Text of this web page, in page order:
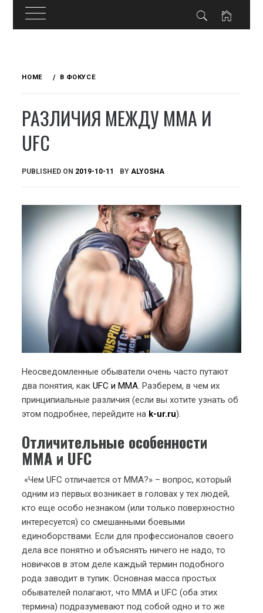
HOME В ФОКУСЕ
РАЗЛИЧИЯ МЕЖДУ ММА И
UFC
PUBLISHED ON 2019-10-11 BY ALYOSHA
Неосведомленные обыватели очень часто путают
два понятия, какUFC и ММА. Разберем, в чем их
принципиальные различия (если вы хотите узнать об
этом подробнее, перейдите на k-ur.ru).
Отличительные особенности
ММА и UFC
«Чем UFC отличается от ММА?» – вопрос, который
одним из первых возникает в головах у тех людей,
кто еще особо незнаком (или только поверхностно
интересуется) со смешанными боевыми
единоборствами. Если для профессионалов своего
дела все понятно и объяснять ничего не надо, то
новичков в этом деле каждый термин подобного
рода заводит в тупик. Основная масса простых
обывателей полагают, что ММА и UFC (оба этих
термина) подразумевают под собой одно и то же